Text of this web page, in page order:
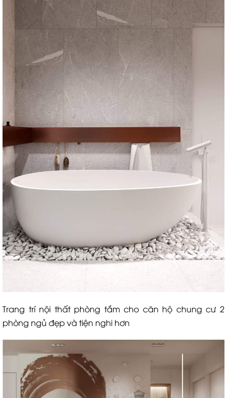
​Trang trí nội thất phòng tắm cho căn hộ chung cư 2
phòng ngủ đẹp và tiện nghi hơn